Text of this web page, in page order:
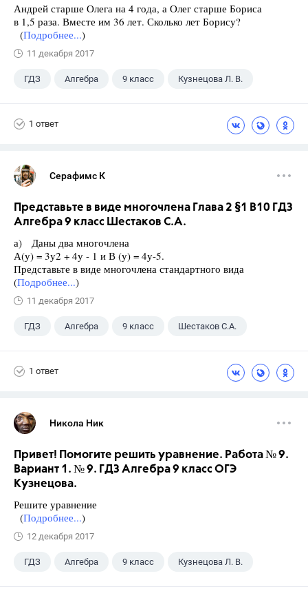
Андрей старше Олега на 4 года, а Олег старше Бориса
в 1,5 раза. Вместе им 36 лет. Сколько лет Борису?
(Подробнее...)
11 декабря 2017
ГДЗ Алгебра 9 класс Кузнецова Л. В.
1 ответ
Серафимс К
Представьте в виде многочлена Глава 2 §1 B10 ГДЗ
Алгебра 9 класс Шестаков С.А.
а) Даны два многочлена
А(у) = 3у2 + 4у - 1 и В (у) = 4у-5.
Представьте в виде многочлена стандартного вида
(Подробнее...)
11 декабря 2017
ГДЗ Алгебра 9 класс Шестаков С.А.
1 ответ
Никола Ник
Привет! Помогите решить уравнение. Работа № 9.
Вариант 1. № 9. ГДЗ Алгебра 9 класс ОГЭ
Кузнецова.
Решите уравнение
(Подробнее...)
12 декабря 2017
ГДЗ Алгебра 9 класс Кузнецова Л. В.